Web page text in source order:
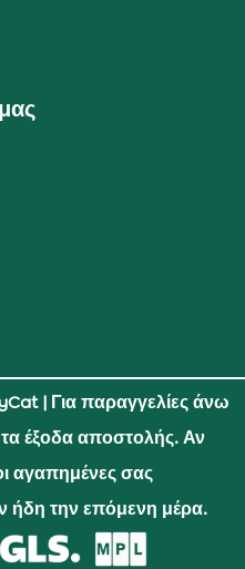
| Για παραγγελίες άνω
έξοδα αποστολής. Αν
αγαπημένες σας
ήδη την επόμενη μέρα.